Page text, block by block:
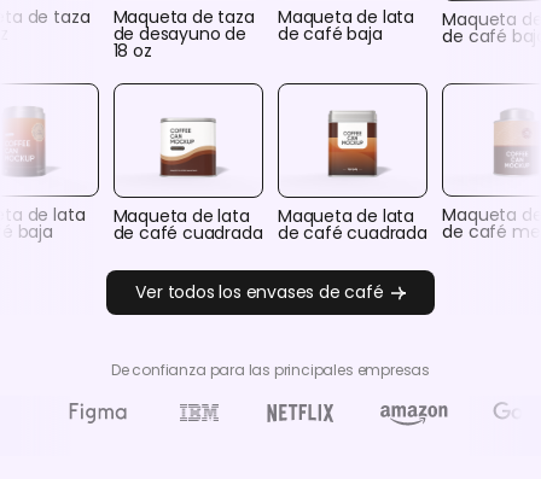
de taza Maqueta de taza
de desayuno de
18 oz
Maqueta de lata
de café baja
Maqueta
de café
de lata
baja
Maqueta de lata
de café cuadrada
Maqueta de lata
de café cuadrada
Maqueta
de café
Ver todos los envases de café
De confianza para las principales empresas